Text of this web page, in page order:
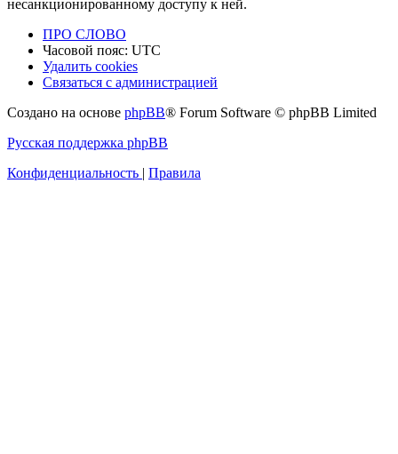
несанкционированному доступу к ней.
ПРО СЛОВО
Часовой пояс: UTC
Удалить cookies
Связаться с администрацией
Создано на основе phpBB® Forum Software © phpBB Limited
Русская поддержка phpBB
Конфиденциальность | Правила